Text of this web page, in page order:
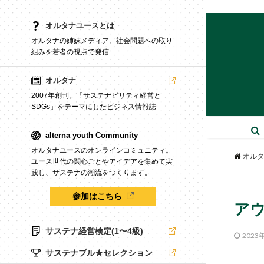
オルタナユースとは
オルタナの姉妹メディア。社会問題への取り
組みを若者の視点で発信
オルタナ
2007年創刊。「サステナビリティ経営と
SDGs」をテーマにしたビジネス情報誌
alterna youth Community
オルタナユースのオンラインコミュニティ。
ユース世代の関心ごとやアイデアを集めて実
践し、サステナの潮流をつくります。
参加はこちら
サステナ経営検定(1〜4級)
サステナブル★セレクション
オル
ア
2023